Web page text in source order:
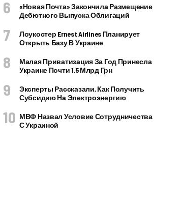
«Новая Почта» Закончила Размещение
Дебютного Выпуска Облигаций
Лоукостер Ernest Airlines Планирует
Открыть Базу В Украине
Малая Приватизация За Год Принесла
Украине Почти 1,5 Млрд Грн
Эксперты Рассказали, Как Получить
Субсидию На Электроэнергию
МВФ Назвал Условие Сотрудничества
С Украиной